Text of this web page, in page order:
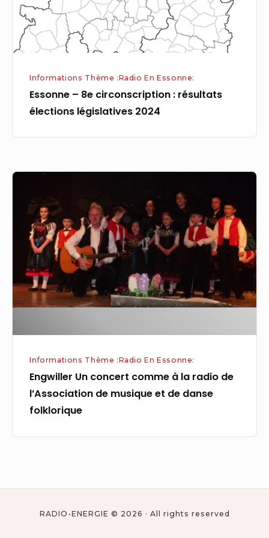
législatives
2024
Informations Thème :Radio En Essonne:
Essonne – 8e circonscription : résultats
élections législatives 2024
Engwiller
concert
comme
radio
danse
folklorique
Informations Thème :Radio En Essonne:
Engwiller Un concert comme à la radio de
l’Association de musique et de danse
folklorique
RADIO-ENERGIE © 2026 · All rights reserved